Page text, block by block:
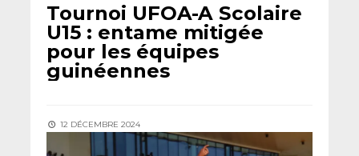
Tournoi UFOA-A Scolaire
U15 : entame mitigée
pour les équipes
guinéennes
12 DÉCEMBRE 2024